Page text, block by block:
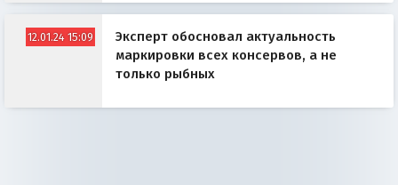
12.01.24 15:09
Эксперт обосновал актуальность
маркировки всех консервов, а не
только рыбных